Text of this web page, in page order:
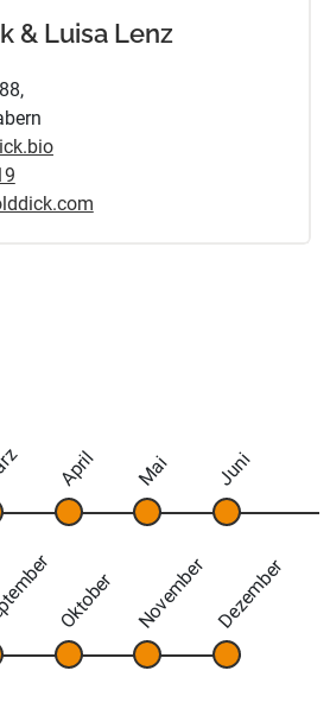
& Luisa Lenz
April Mai Juni
Oktober November Dezember